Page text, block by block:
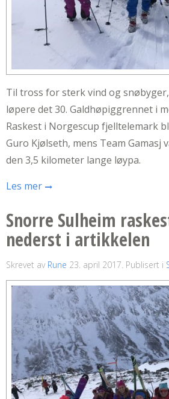
Til tross for sterk vind og
løpere det 30. Galdhøpiggrennet i
Raskest i Norgescup fjelltelemark
Guro Kjølseth, mens Team Gamasj
den 3,5 kilometer lange løypa.
Les mer
Snorre Sulheim
nederst i artikkelen
Skrevet av Rune 23. april 2017 . Publisert i